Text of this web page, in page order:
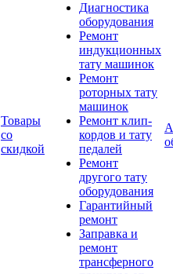
Товары
со
скидкой
Диагностика
оборудования
Ремонт
индукционных
тату машинок
Ремонт
роторных тату
машинок
Ремонт клип-
кордов и тату
педалей
Ремонт
другого тату
оборудования
Гарантийный
ремонт
Заправка и
ремонт
трансферного